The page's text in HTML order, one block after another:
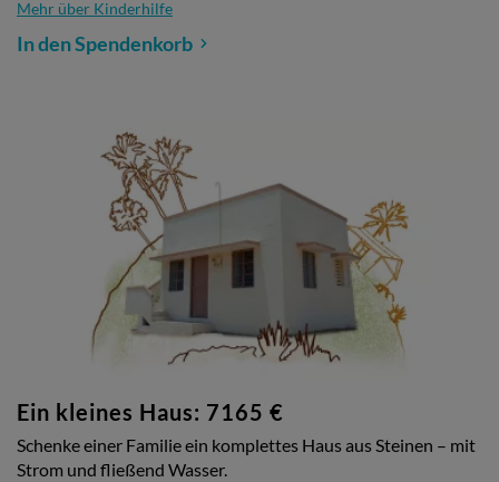
Mehr über Kinderhilfe
In den Spendenkorb
Ein kleines Haus: 7165 €
Schenke einer Familie ein komplettes Haus aus Steinen – mit
Strom und fließend Wasser.